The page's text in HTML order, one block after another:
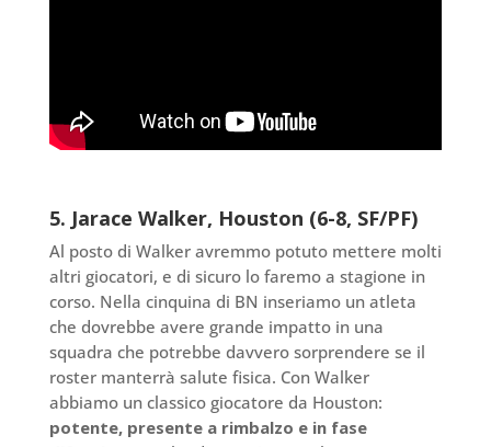
5. Jarace Walker, Houston (6-8, SF/PF)
Al posto di Walker avremmo potuto mettere molti
altri giocatori, e di sicuro lo faremo a stagione in
corso. Nella cinquina di BN inseriamo un atleta
che dovrebbe avere grande impatto in una
squadra che potrebbe davvero sorprendere se il
roster manterrà salute fisica. Con Walker
abbiamo un classico giocatore da Houston:
potente, presente a rimbalzo e in fase